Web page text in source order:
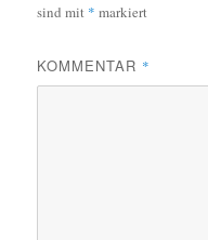
sind mit * markiert
KOMMENTAR *